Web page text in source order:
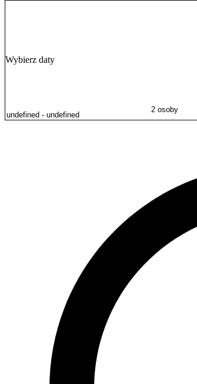
Wybierz daty
2 osoby